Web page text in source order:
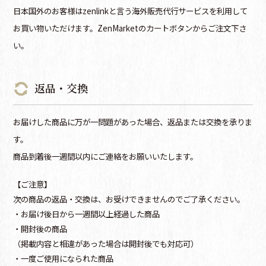
日本国外のお客様はzenlinkと言う海外販売代行サービスを利用して
お買い物いただけます。ZenMarketのカートボタンからご注文下さ
い。
返品・交換
お届けした商品に万が一問題があった場合、返品または交換を承りま
す。
商品到着後一週間以内にご連絡をお願いいたします。
【ご注意】
次の商品の返品・交換は、お受けできませんのでご了承ください。
・お届け後日から一週間以上経過した商品
・開封後の商品
（掲載内容と相違があった場合は開封後でも対応可）
・一度ご使用になられた商品